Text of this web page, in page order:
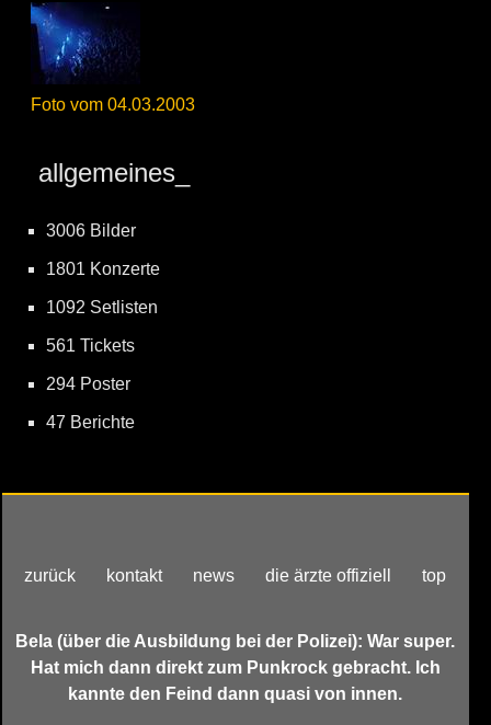
Foto vom 04.03.2003
allgemeines_
3006 Bilder
1801 Konzerte
1092 Setlisten
561 Tickets
294 Poster
47 Berichte
zurück kontakt news die ärzte offiziell top
Bela (über die Ausbildung bei der Polizei): War super.
Hat mich dann direkt zum Punkrock gebracht. Ich
kannte den Feind dann quasi von innen.